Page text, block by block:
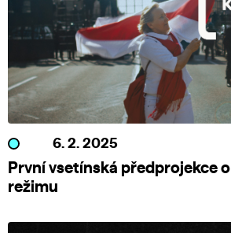
6. 2. 2025
První vsetínská předprojekce
režimu